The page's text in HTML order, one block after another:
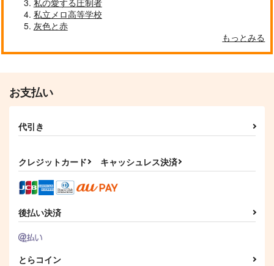
私立メロ高等学校
灰色と赤
もっとみる
お支払い
代引き
クレジットカード キャッシュレス決済
後払い決済
とらコイン